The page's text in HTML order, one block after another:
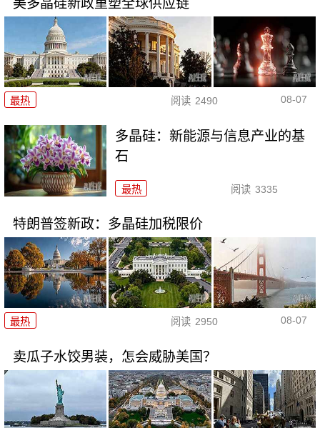
美多晶硅新政重塑全球供应链
最热 阅读 2490 08-07
多晶硅：新能源与信息产业的基
石
最热 阅读 3335
特朗普签新政：多晶硅加税限价
最热 阅读 2950 08-07
卖瓜子水饺男装，怎会威胁美国？